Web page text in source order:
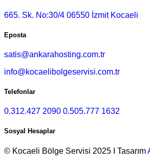
665. Sk. No:30/4 06550 İzmit Kocaeli
Eposta
satis@ankarahosting.com.tr
info@kocaelibolgeservisi.com.tr
Telefonlar
0.312.427 2090 0.505.777 1632
Sosyal Hesaplar
© Kocaeli Bölge Servisi 2025 I Tasarım